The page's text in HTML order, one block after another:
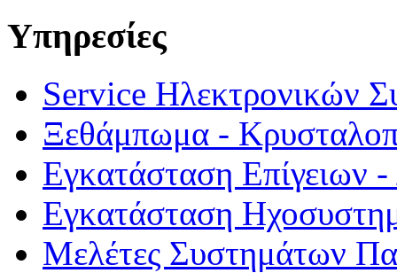
Υπηρεσίες
Service Ηλεκτρονικών
Ξεθάμπωμα -
Εγκατάσταση Επίγειων
Εγκατάσταση
Μελέτες Συστημάτων